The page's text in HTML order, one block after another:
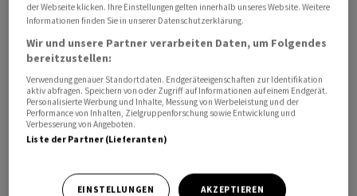
Gewinner:
Clariant+0.3% (Kaufempfehlung)
Flughafen Zürich
Verlierer:
keine
der Webseite klicken. Ihre Einstellungen gelten innerhalb unseres Website. Weitere
Informationen finden Sie in unserer Datenschutzerklärung.
Wir und unsere Partner verarbeiten Daten, um Folgendes
bereitzustellen:
Verwendung genauer Standortdaten. Endgeräteeigenschaften zur Identifikation
aktiv abfragen. Speichern von oder Zugriff auf Informationen auf einem Endgerät.
Personalisierte Werbung und Inhalte, Messung von Werbeleistung und der
Performance von Inhalten, Zielgruppenforschung sowie Entwicklung und
Verbesserung von Angeboten.
Liste der Partner (Lieferanten)
EINSTELLUNGEN AKZEPTIEREN